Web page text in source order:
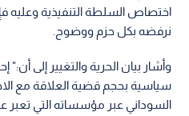
اختصاص السلطة التنفيذية وعليه
نرفضه بكل حزم ووضوح.
وأشار بيان الحرية والتغيير إلى
سياسية بحجم قضية العلاقة مع
السوداني عبر مؤسساته التي تعبر